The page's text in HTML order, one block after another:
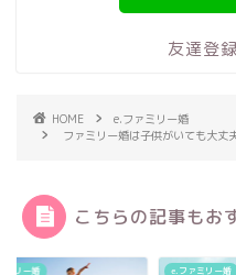
友達登
HOME
e.ファミリー婚
ファミリー婚は子供がいても大丈
こちらの記事もお
ミリー婚 e.ファミリー婚